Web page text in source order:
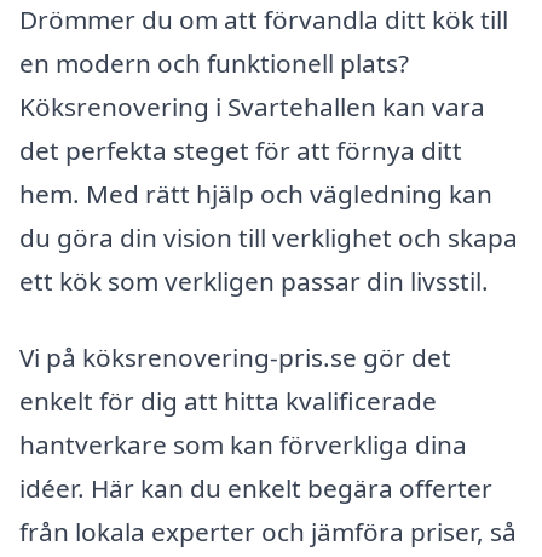
Drömmer du om att förvandla ditt kök till
en modern och funktionell plats?
Köksrenovering i Svartehallen kan vara
det perfekta steget för att förnya ditt
hem. Med rätt hjälp och vägledning kan
du göra din vision till verklighet och skapa
ett kök som verkligen passar din livsstil.
Vi på köksrenovering-pris.se gör det
enkelt för dig att hitta kvalificerade
hantverkare som kan förverkliga dina
idéer. Här kan du enkelt begära offerter
från lokala experter och jämföra priser, så